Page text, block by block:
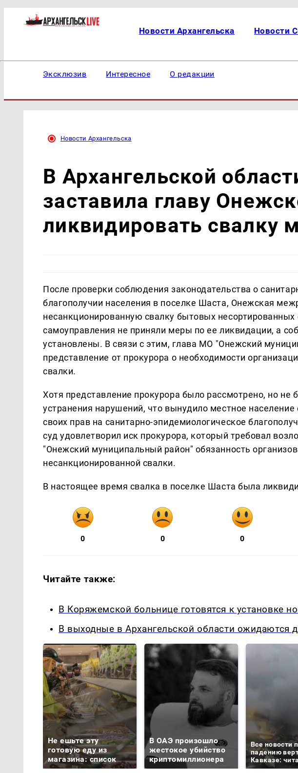
Новости Архангельска Новости
Эксклюзив Интересное О редакции
Новости Архангельска
В Архангельской
заставила главу
ликвидировать свалку
После проверки соблюдения законодательства о
благополучии населения в поселке Шаста, Онежская
несанкционированную свалку бытовых
самоуправления не приняли меры по ее ликвидации, а
установлены. В связи с этим, глава МО "Онежский
представление от прокурора о необходимости
свалки.
Хотя представление прокурора было рассмотрено, но не
устранения нарушений, что вынудило местное население
своих прав на санитарно-эпидемиологическое
суд удовлетворил иск прокурора, который требовал
"Онежский муниципальный район" обязанность
несанкционированной свалки.
В настоящее время свалка в поселке Шаста была
0 0 0
Читайте также:
В Коряжемской больнице готовятся к установке
В выходные в Архангельской области ожидаются
Не ешьте эту
готовую еду из
магазина: список
В ОАЭ произошло
жестокое убийство
криптомиллионера
Все новости
падению
Кавказе: